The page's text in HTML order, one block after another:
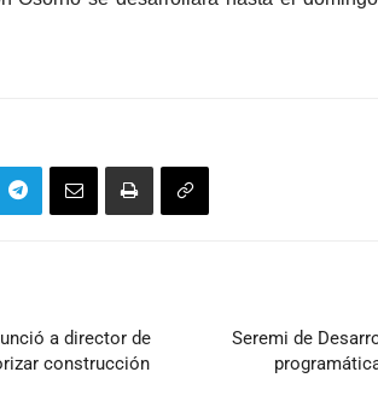
a director de
construcción
Seremi de